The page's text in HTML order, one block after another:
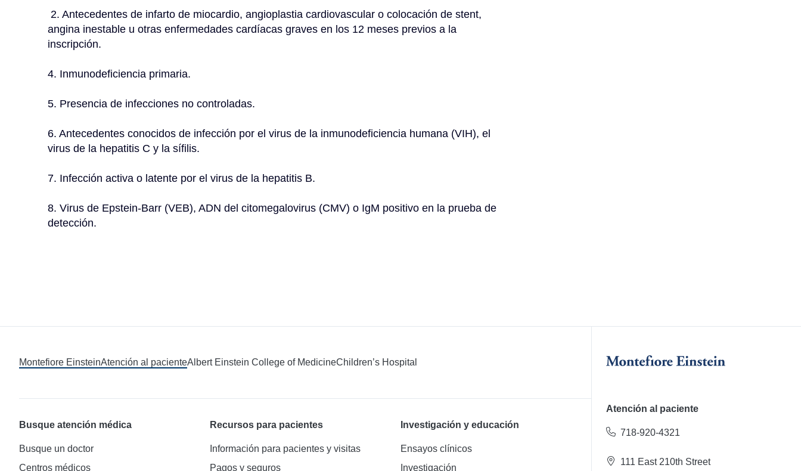
angina inestable u otras enfermedades cardíacas graves en los 12 meses previos a la
inscripción.
4. Inmunodeficiencia primaria.
5. Presencia de infecciones no controladas.
6. Antecedentes conocidos de infección por el virus de la inmunodeficiencia humana (VIH), el
virus de la hepatitis C y la sífilis.
7. Infección activa o latente por el virus de la hepatitis B.
8. Virus de Epstein-Barr (VEB), ADN del citomegalovirus (CMV) o IgM positivo en la prueba de
detección.
Montefiore EinsteinAtención al pacienteAlbert Einstein College of MedicineChildren’s Hospital
Busque atención médica
Busque un doctor
Centros médicos
Recursos para pacientes
Información para pacientes y visitas
Pagos y seguros
Investigación y educación
Ensayos clínicos
Investigación
Atención al paciente
718-920-4321
111 East 210th Street